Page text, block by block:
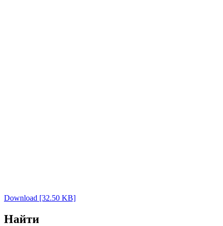
Download [32.50 KB]
Найти